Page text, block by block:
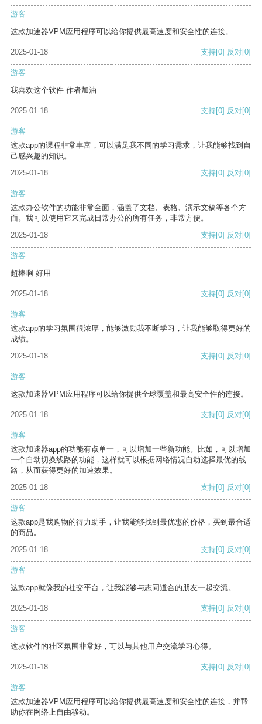
游客
这款加速器VPM应用程序可以给你提供最高速度和安全性的连接。
2025-01-18 支持[0] 反对[0]
游客
我喜欢这个软件 作者加油
2025-01-18 支持[0] 反对[0]
游客
这款app的课程非常丰富，可以满足我不同的学习需求，让我能够找到自
己感兴趣的知识。
2025-01-18
支持[0] 反对[0]
游客
这款办公软件的功能非常全面，涵盖了文档、表格、演示文稿等各个方
面。我可以使用它来完成日常办公的所有任务，非常方便。
2025-01-18
支持[0] 反对[0]
游客
超棒啊 好用
2025-01-18 支持[0] 反对[0]
游客
这款app的学习氛围很浓厚，能够激励我不断学习，让我能够取得更好的
成绩。
2025-01-18
支持[0] 反对[0]
游客
这款加速器VPM应用程序可以给你提供全球覆盖和最高安全性的连接。
2025-01-18 支持[0] 反对[0]
游客
这款加速器app的功能有点单一，可以增加一些新功能。比如，可以增加
一个自动切换线路的功能，这样就可以根据网络情况自动选择最优的线
路，从而获得更好的加速效果。
2025-01-18
支持[0] 反对[0]
游客
这款app是我购物的得力助手，让我能够找到最优惠的价格，买到最合适
的商品。
2025-01-18
支持[0] 反对[0]
游客
这款app就像我的社交平台，让我能够与志同道合的朋友一起交流。
2025-01-18 支持[0] 反对[0]
游客
这款软件的社区氛围非常好，可以与其他用户交流学习心得。
2025-01-18 支持[0] 反对[0]
游客
这款加速器VPM应用程序可以给你提供最高速度和安全性的连接，并帮
助你在网络上自由移动。